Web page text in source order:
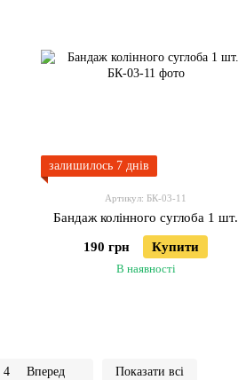
залишилось 7 днів
Артикул: БК-03-11
Бандаж колінного суглоба 1 шт.
190 грн Купити
В наявності
4 Вперед Показати всі